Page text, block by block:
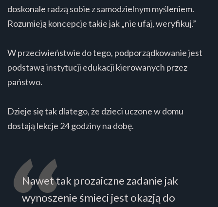
doskonale radzą sobie z samodzielnym myśleniem.
Rozumieją koncepcje takie jak „nie ufaj, weryfikuj.”
W przeciwieństwie do tego, podporządkowanie jest
podstawą instytucji edukacji kierowanych przez
państwo.
Dzieje się tak dlatego, że dzieci uczone w domu
dostają lekcje 24 godziny na dobę.
Nawet tak prozaiczne zadanie jak
wynoszenie śmieci jest okazją do